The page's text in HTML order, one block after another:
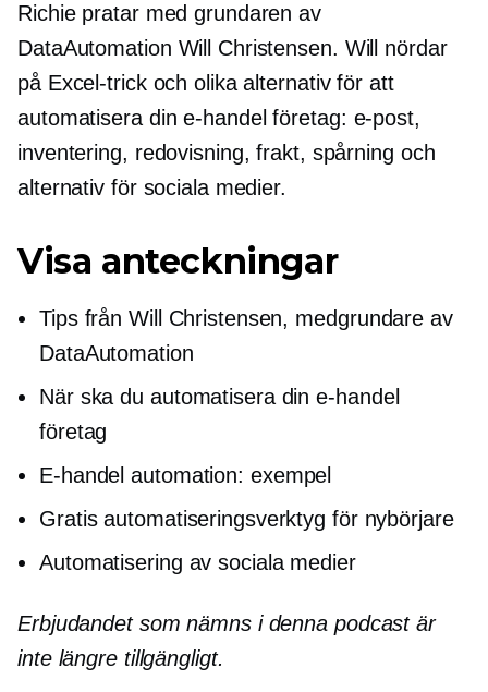
Richie pratar med grundaren av
DataAutomation Will Christensen. Will nördar
på Excel-trick och olika alternativ för att
automatisera dine-handel företag: e-post,
inventering, redovisning, frakt, spårning och
alternativ för sociala medier.
Visa anteckningar
Tips från Will Christensen, medgrundare av
DataAutomation
När ska du automatisera dine-handel
företag
E-handel automation: exempel
Gratis automatiseringsverktyg för nybörjare
Automatisering av sociala medier
Erbjudandet som nämns i denna podcast är
inte längre tillgängligt.